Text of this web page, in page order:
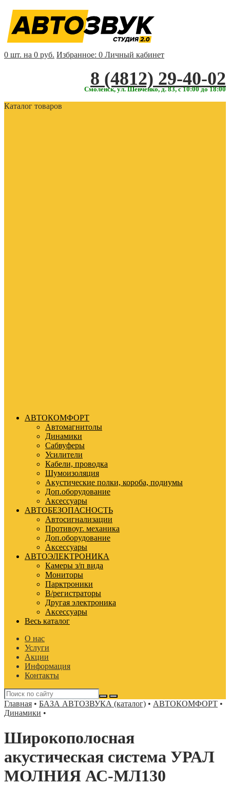
0 шт. на 0 руб. Избранное: 0 Личный кабинет
‎‎8 (4812) 29-40-02
Смоленск, ул. Шевченко, д. 83, с 10:00 до 18:00
Каталог товаров
АВТОКОМФОРТ
Автомагнитолы
Динамики
Сабвуферы
Усилители
Кабели, проводка
Шумоизоляция
Акустические полки, короба, подиумы
Доп.оборудование
Аксессуары
АВТОБЕЗОПАСНОСТЬ
Автосигнализации
Противоуг. механика
Доп.оборудование
Аксессуары
АВТОЭЛЕКТРОНИКА
Камеры з/п вида
Мониторы
Парктроники
В/регистраторы
Другая электроника
Аксессуары
Весь каталог
О нас
Услуги
Акции
Информация
Контакты
Главная • БАЗА АВТОЗВУКА (каталог) • АВТОКОМФОРТ •
Динамики •
Широкополосная
акустическая система УРАЛ
МОЛНИЯ АС-МЛ130